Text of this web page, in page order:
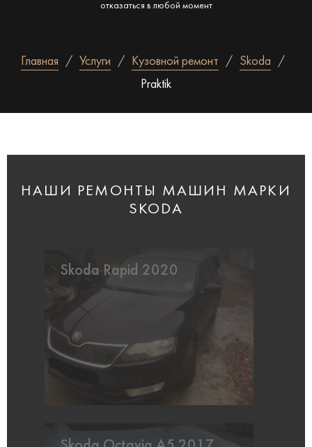
отказаться в любой момент
Главная Услуги Кузовной ремонт
Skoda
Praktik
НАШИ РЕМОНТЫ МАШИН МАРКИ
SKODA
Skoda Rapid 2020